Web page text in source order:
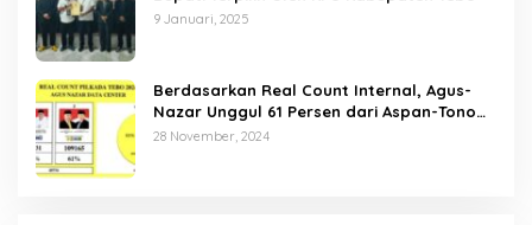
9 Januari, 2025
Berdasarkan Real Count Internal, Agus-
Nazar Unggul 61 Persen dari Aspan-Tono
Hanya 39 Persen
28 November, 2024